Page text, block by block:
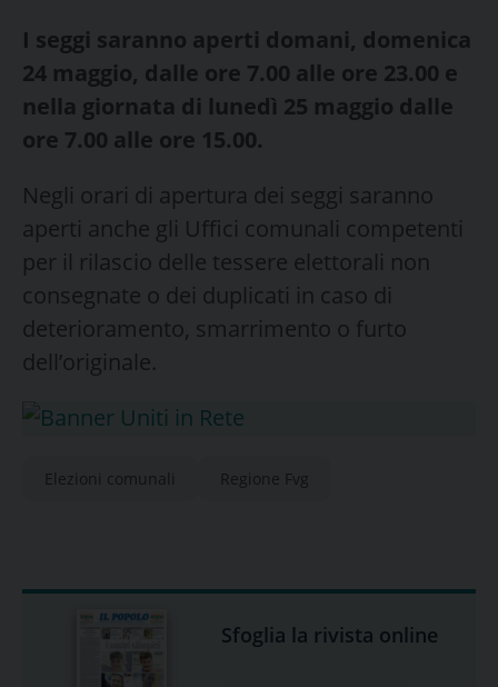
I seggi saranno aperti domani, domenica
24 maggio, dalle ore 7.00 alle ore 23.00 e
nella giornata di lunedì 25 maggio dalle
ore 7.00 alle ore 15.00.
Negli orari di apertura dei seggi saranno
aperti anche gli Uffici comunali competenti
per il rilascio delle tessere elettorali non
consegnate o dei duplicati in caso di
deterioramento, smarrimento o furto
dell’originale.
Elezioni comunali Regione Fvg
Sfoglia la rivista online